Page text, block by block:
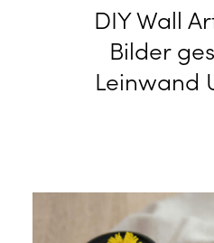
DIY Wall
Bilder
Leinwand